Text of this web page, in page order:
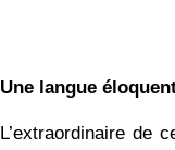
Une langue
L’extraordinaire de